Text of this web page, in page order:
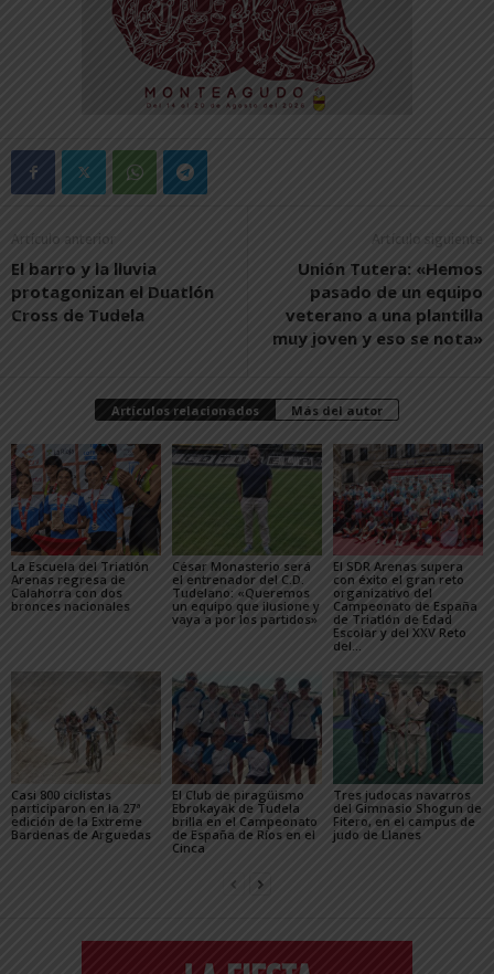
Artículo anterior
El barro y la lluvia
protagonizan el Duatlón
Cross de Tudela
Artículo siguiente
Unión Tutera: «Hemos
pasado de un equipo
veterano a una plantilla
muy joven y eso se nota»
Artículos relacionados Más del autor
La Escuela del Triatlón
Arenas regresa de
Calahorra con dos
bronces nacionales
César Monasterio será
el entrenador del C.D.
Tudelano: «Queremos
un equipo que ilusione y
vaya a por los partidos»
El SDR Arenas supera
con éxito el gran reto
organizativo del
Campeonato de España
de Triatlón de Edad
Escolar y del XXV Reto
del...
Casi 800 ciclistas
participaron en la 27ª
edición de la Extreme
Bardenas de Arguedas
El Club de piragüismo
Ebrokayak de Tudela
brilla en el Campeonato
de España de Ríos en el
Cinca
Tres judocas navarros
del Gimnasio Shogun de
Fitero, en el campus de
judo de Llanes